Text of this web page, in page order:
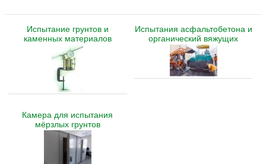
Испытание грунтов и
каменных материалов
Испытания асфальтобетона и
органический вяжущих
Камера для испытания
мёрзлых грунтов